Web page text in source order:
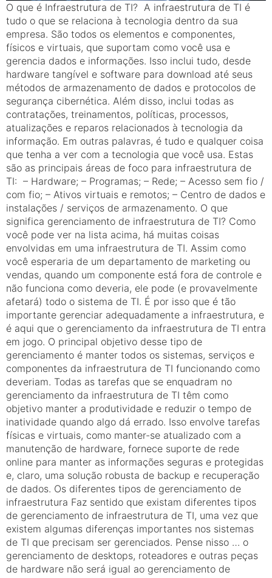
O que é Infraestrutura de TI? A infraestrutura de TI é
tudo o que se relaciona à tecnologia dentro da sua
empresa. São todos os elementos e componentes,
físicos e virtuais, que suportam como você usa e
gerencia dados e informações. Isso inclui tudo, desde
hardware tangível e software para download até seus
métodos de armazenamento de dados e protocolos de
segurança cibernética. Além disso, inclui todas as
contratações, treinamentos, políticas, processos,
atualizações e reparos relacionados à tecnologia da
informação. Em outras palavras, é tudo e qualquer coisa
que tenha a ver com a tecnologia que você usa. Estas
são as principais áreas de foco para infraestrutura de
TI: – Hardware; – Programas; – Rede; – Acesso sem fio /
com fio; – Ativos virtuais e remotos; – Centro de dados e
instalações / serviços de armazenamento. O que
significa gerenciamento de infraestrutura de TI? Como
você pode ver na lista acima, há muitas coisas
envolvidas em uma infraestrutura de TI. Assim como
você esperaria de um departamento de marketing ou
vendas, quando um componente está fora de controle e
não funciona como deveria, ele pode (e provavelmente
afetará) todo o sistema de TI. É por isso que é tão
importante gerenciar adequadamente a infraestrutura, e
é aqui que o gerenciamento da infraestrutura de TI entra
em jogo. O principal objetivo desse tipo de
gerenciamento é manter todos os sistemas, serviços e
componentes da infraestrutura de TI funcionando como
deveriam. Todas as tarefas que se enquadram no
gerenciamento da infraestrutura de TI têm como
objetivo manter a produtividade e reduzir o tempo de
inatividade quando algo dá errado. Isso envolve tarefas
físicas e virtuais, como manter-se atualizado com a
manutenção de hardware, fornece suporte de rede
online para manter as informações seguras e protegidas
e, claro, uma solução robusta de backup e recuperação
de dados. Os diferentes tipos de gerenciamento de
infraestrutura Faz sentido que existam diferentes tipos
de gerenciamento de infraestrutura de TI, uma vez que
existem algumas diferenças importantes nos sistemas
de TI que precisam ser gerenciados. Pense nisso … o
gerenciamento de desktops, roteadores e outras peças
de hardware não será igual ao gerenciamento de